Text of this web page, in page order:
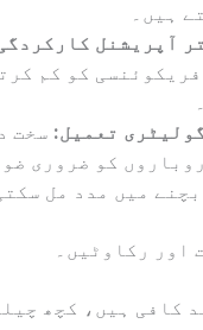
ہیں۔
آپریشنل
کو کم
تعمیل: سخت
کو ضروری
میں مدد مل
اور رکاوٹیں۔
کافی ہیں، کچھ